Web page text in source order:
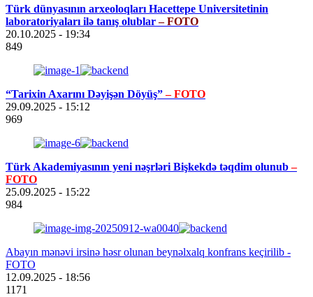
Türk dünyasının arxeoloqları Hacettepe Universitetinin
laboratoriyaları ilə tanış olublar– FOTO
20.10.2025 - 19:34
849
“Tarixin Axarını Dəyişən Döyüş”– FOTO
29.09.2025 - 15:12
969
Türk Akademiyasının yeni nəşrləri Bişkekdə təqdim olunub–
FOTO
25.09.2025 - 15:22
984
Abayın mənəvi irsinə həsr olunan beynəlxalq konfrans keçirilib -
FOTO
12.09.2025 - 18:56
1171